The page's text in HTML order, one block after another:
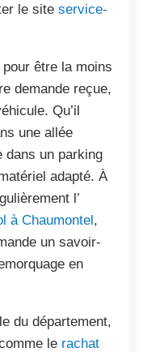
le site service-
être la moins
demande reçue,
Qu’il
une allée
dans un parking
adapté. À
l’
à Chaumontel,
un savoir-
en
du département,
le rachat